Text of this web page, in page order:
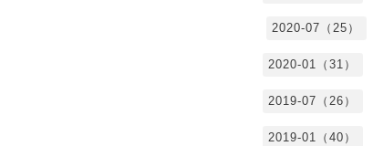
2020-07（25）
2020-01（31）
2019-07（26）
2019-01（40）